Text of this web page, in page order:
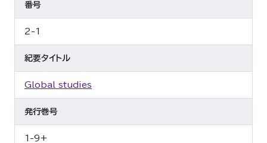
番号
2-1
紀要タイトル
Global studies
発行巻号
1-9+